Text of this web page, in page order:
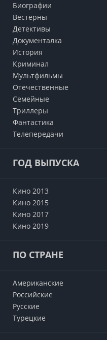
Биографии
Вестерны
Детективы
Документалка
История
Криминал
Мультфильмы
Отечественные
Семейные
Триллеры
Фантастика
Телепередачи
ГОД ВЫПУСКА
Кино 2013
Кино 2015
Кино 2017
Кино 2019
ПО СТРАНЕ
Американские
Российские
Русские
Турецкие